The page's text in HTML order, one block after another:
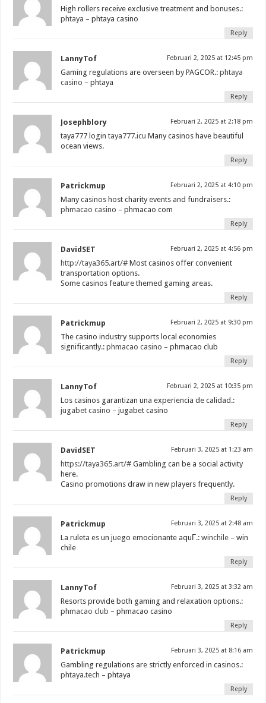
High rollers receive exclusive treatment and bonuses.:
phtaya – phtaya casino
Reply
LannyTof Februari 2, 2025 at 12:45 pm
Gaming regulations are overseen by PAGCOR.:phtaya
casino – phtaya
Reply
Josephblory Februari 2, 2025 at 2:18 pm
taya777 logintaya777.icu Many casinos have beautiful
ocean views.
Reply
Patrickmup Februari 2, 2025 at 4:10 pm
Many casinos host charity events and fundraisers.:
phmacao casino – phmacao com
Reply
DavidSET Februari 2, 2025 at 4:56 pm
http://taya365.art/# Most casinos offer convenient
transportation options.
Some casinos feature themed gaming areas.
Reply
Patrickmup Februari 2, 2025 at 9:30 pm
The casino industry supports local economies
significantly.:phmacao casino – phmacao club
Reply
LannyTof Februari 2, 2025 at 10:35 pm
Los casinos garantizan una experiencia de calidad.:
jugabet casino – jugabet casino
Reply
DavidSET Februari 3, 2025 at 1:23 am
https://taya365.art/# Gambling can be a social activity
here.
Casino promotions draw in new players frequently.
Reply
Patrickmup Februari 3, 2025 at 2:48 am
La ruleta es un juego emocionante aquГ­.:winchile – win
chile
Reply
LannyTof Februari 3, 2025 at 3:32 am
Resorts provide both gaming and relaxation options.:
phmacao club – phmacao casino
Reply
Patrickmup Februari 3, 2025 at 8:16 am
Gambling regulations are strictly enforced in casinos.:
phtaya.tech – phtaya
Reply